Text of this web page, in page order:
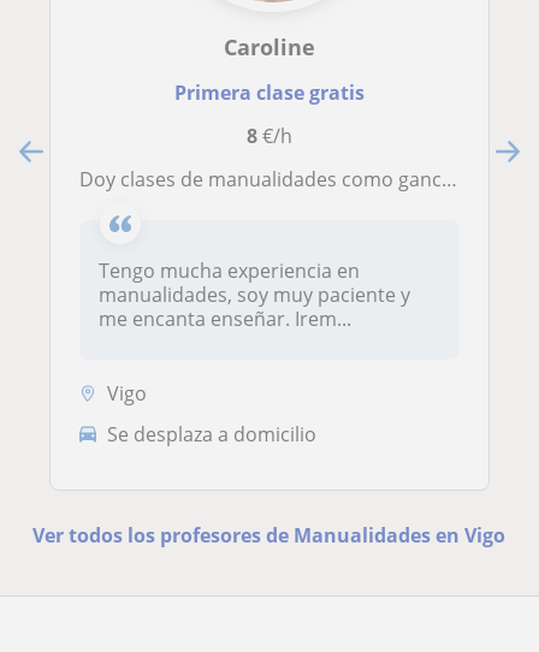
Caroline
Primera clase gratis
8€/h
Doy clases de manualidades como ganchillo, resina epoxi, porcelana fría, entre otras
Tengo mucha experiencia en
manualidades, soy muy paciente y
me encanta enseñar. Irem...
Vigo
Se desplaza a domicilio
Ver todos los profesores de Manualidades en Vigo